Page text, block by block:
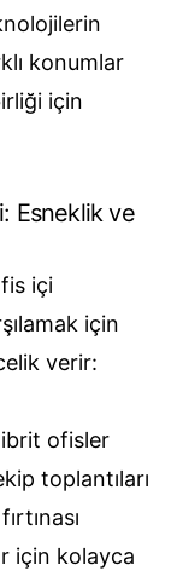
konumlar
için
Esneklik ve
içi
için
verir:
ofisler
toplantıları
için kolayca